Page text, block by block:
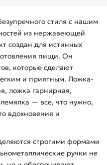
стиля с нашим
из нержавеющей
создан для истинных
пищи. Он
которые сделают
и приятным. Ложка-
ложка гарнирная,
— все, что нужно,
вдохновения и
строгими формами
ручки не